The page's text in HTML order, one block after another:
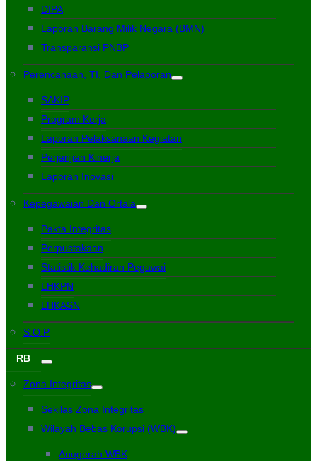
DIPA
Laporan Barang Milik Negara (BMN)
Transparansi PNBP
Perencanaan, TI, Dan Pelaporan
SAKIP
Program Kerja
Laporan Pelaksanaan Kegiatan
Perjanjian Kinerja
Laporan Inovasi
Kepegawaian Dan Ortala
Pakta Integritas
Perpustakaan
Statistik Kehadiran Pegawai
LHKPN
LHKASN
S.O.P
RB
Zona Integritas
Sekilas Zona Integritas
Wilayah Bebas Korupsi (WBK)
Anugerah WBK